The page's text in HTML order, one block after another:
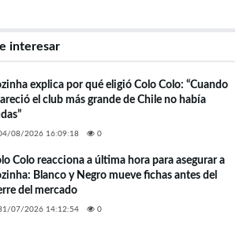
interesar
explica por qué eligió Colo Colo: “Cuando
el club más grande de Chile no había
08/2026 16:09:18 0
Colo reacciona a última hora para asegurar a
Blanco y Negro mueve fichas antes del
del mercado
07/2026 14:12:54 0